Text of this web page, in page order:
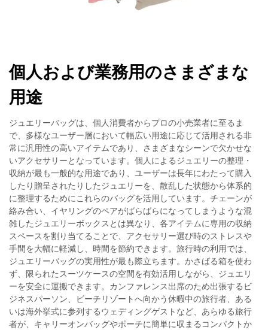
個人および業務用のさまざまな
用途
ジュエリーバッグは、個人消費者からプロの小売業者に至るま
で、多様なユーザー層において幅広い用途に応じて活用される非
常に汎用性の高いアイテムであり、さまざまなシーンで欠かせな
いアクセサリーとなっています。個人によるジュエリーの整理・
収納が最も一般的な用途であり、ユーザーは長年にわたって購入
したり贈呈されたりしたジュエリーを、散乱した状態から体系的
に整理するためにこれらのバッグを活用しています。チェーンが
絡み合い、イヤリングのペアがばらばらになってしまうような混
雑したジュエリーボックスとは異なり、各アイテムに専用の収納
スペースを割り当てることで、アクセサリー選び時のストレスや
手間を大幅に軽減し、時間を節約できます。旅行時の利用では、
ジュエリーバッグの実用性が最も際立ちます。かさばる箱を使わ
ず、限られたスーツケースの空間を有効活用しながら、ジュエリ
ーを安全に運搬できます。カンファレンス出席のため出張するビ
ジネスパーソン、ビーチリゾートへ向かう休暇中の旅行者、ある
いは海外挙式に参列するウェディングゲストなど、あらゆる旅行
者が、キャリーオンバッグやポーチに簡単に収まるコンパクトか